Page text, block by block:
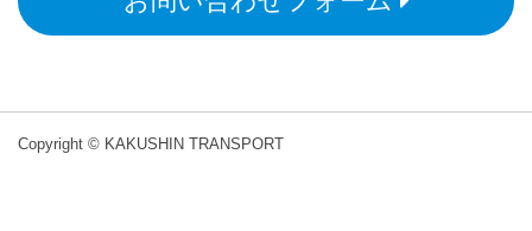
Copyright © KAKUSHIN TRANSPORT